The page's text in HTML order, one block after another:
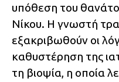
υπόθεση του
Νίκου. Η γνωστή
εξακριβωθούν οι
καθυστέρηση της
τη βιοψία, η οποία